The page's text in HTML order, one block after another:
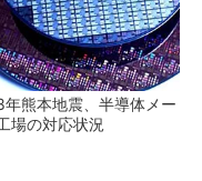
年熊本地震、半導体メー
場の対応状況